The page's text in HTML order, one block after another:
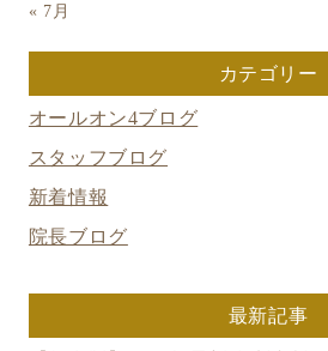
« 7月
カテゴリー
オールオン4ブログ
スタッフブログ
新着情報
院長ブログ
最新記事